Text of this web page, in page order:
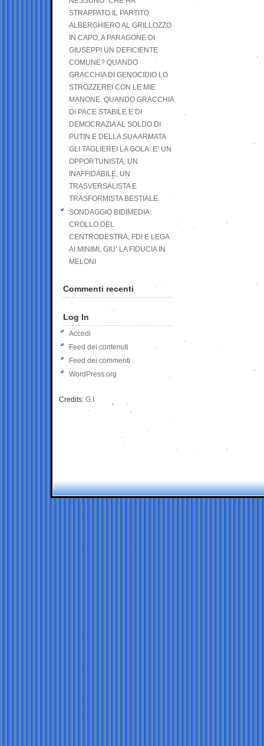
STRAPPATO IL PARTITO
ALBERGHIERO AL GRILLOZZO
IN CAPO, A PARAGONE DI
GIUSEPPI UN DEFICIENTE
COMUNE? QUANDO
GRACCHIA DI GENOCIDIO LO
STROZZEREI CON LE MIE
MANONE. QUANDO GRACCHIA
DI PACE STABILE E DI
DEMOCRAZIA AL SOLDO DI
PUTIN E DELLA SUA ARMATA
GLI TAGLIEREI LA GOLA: E’ UN
OPPORTUNISTA, UN
INAFFIDABILE, UN
TRASVERSALISTA E
TRASFORMISTA BESTIALE.
SONDAGGIO BIDIMEDIA:
CROLLO DEL
CENTRODESTRA, FDI E LEGA
AI MINIMI, GIU’ LA FIDUCIA IN
MELONI
Commenti recenti
Log In
Accedi
Feed dei contenuti
Feed dei commenti
WordPress.org
Credits: G.I